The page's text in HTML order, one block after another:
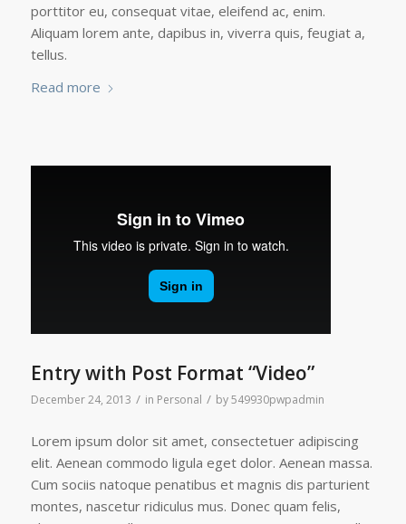
porttitor eu, consequat vitae, eleifend ac, enim.
Aliquam lorem ante, dapibus in, viverra quis, feugiat a,
tellus.
Read more
Entry with Post Format “Video”
December 24, 2013 / in Personal / by549930pwpadmin
Lorem ipsum dolor sit amet, consectetuer adipiscing
elit. Aenean commodo ligula eget dolor. Aenean massa.
Cum sociis natoque penatibus et magnis dis parturient
montes, nascetur ridiculus mus. Donec quam felis,